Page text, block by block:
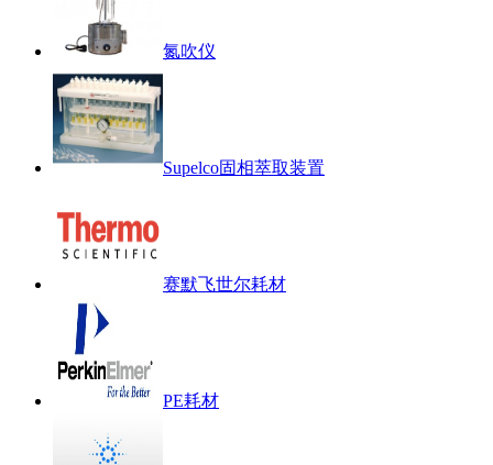
氮吹仪
Supelco固相萃取装置
赛默飞世尔耗材
PE耗材